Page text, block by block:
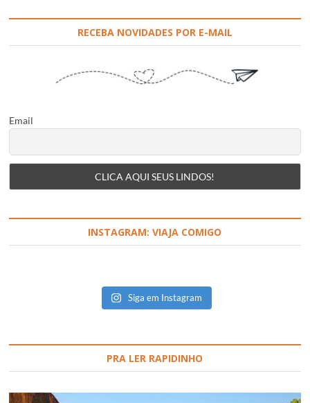
RECEBA NOVIDADES POR E-MAIL
Email
INSTAGRAM: VIAJA COMIGO
Siga em Instagram
PRA LER RAPIDINHO